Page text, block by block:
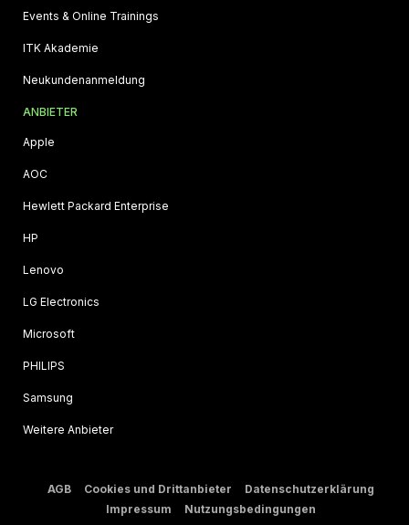
Events & Online Trainings
ITK Akademie
Neukundenanmeldung
ANBIETER
Apple
AOC
Hewlett Packard Enterprise
HP
Lenovo
LG Electronics
Microsoft
PHILIPS
Samsung
Weitere Anbieter
AGB Cookies und Drittanbieter
Datenschutzerklärung
Impressum
Nutzungsbedingungen